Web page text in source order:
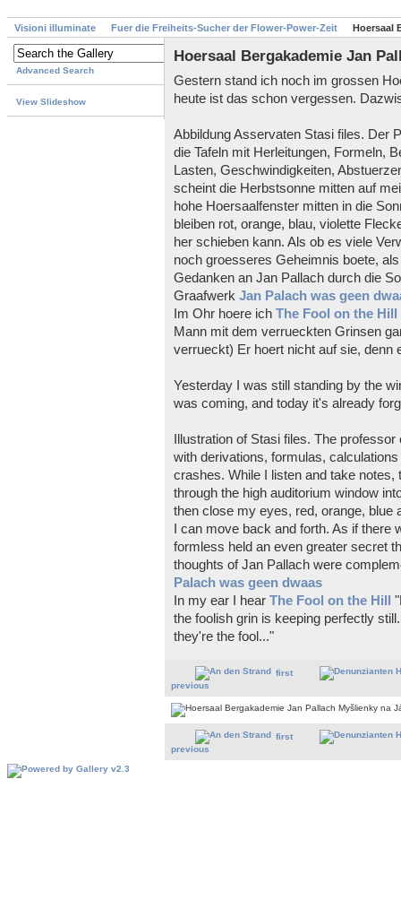
Visioni illuminate Fuer die Freiheits-Sucher der Flower-Power-Zeit Hoersaal
Advanced Search
View Slideshow
Hoersaal Bergakademie Jan
Gestern stand ich noch im grossen
heute ist das schon vergessen.
Abbildung Asservaten Stasi files. Der
die Tafeln mit Herleitungen, Formeln,
Lasten, Geschwindigkeiten,
scheint die Herbstsonne mitten auf
hohe Hoersaalfenster mitten in die
bleiben rot, orange, blau, violette
her schieben kann. Als ob es viele
noch groesseres Geheimnis boete,
Gedanken an Jan Pallach durch die
Graafwerk Jan Palach was geen
Im Ohr hoere ich The Fool on the Hill
Mann mit dem verrueckten Grinsen
verrueckt) Er hoert nicht auf sie, denn
Yesterday I was still standing by the
was coming, and today it's already
Illustration of Stasi files. The
with derivations, formulas,
crashes. While I listen and take
through the high auditorium window
then close my eyes, red, orange, blue
I can move back and forth. As if
formless held an even greater secret
thoughts of Jan Pallach were
Palach was geen dwaas
In my ear I hear The Fool on the Hill
the foolish grin is keeping perfectly
they're the fool..."
first
previous
first
previous